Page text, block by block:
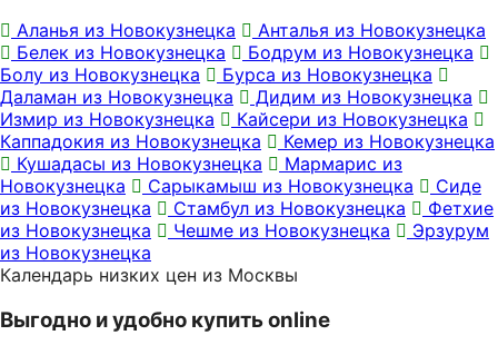
Аланья из Новокузнецка
Анталья из Новокузнецка
Белек из Новокузнецка
Бодрум из Новокузнецка
Болу из Новокузнецка
Бурса из Новокузнецка
Даламан из Новокузнецка
Дидим из Новокузнецка
Измир из Новокузнецка
Кайсери из Новокузнецка
Каппадокия из Новокузнецка
Кемер из Новокузнецка
Кушадасы из Новокузнецка
Мармарис из
Новокузнецка
Сарыкамыш из Новокузнецка
Сиде
из Новокузнецка
Стамбул из Новокузнецка
Фетхие
из Новокузнецка
Чешме из Новокузнецка
Эрзурум
из Новокузнецка
Календарь низких цен из Москвы
Выгодно и удобно купить online